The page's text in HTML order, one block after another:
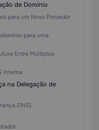
de Domínio
para um Novo Provedor
para uma
Entre Múltiplos
Interna
na Delegação de
DNS)